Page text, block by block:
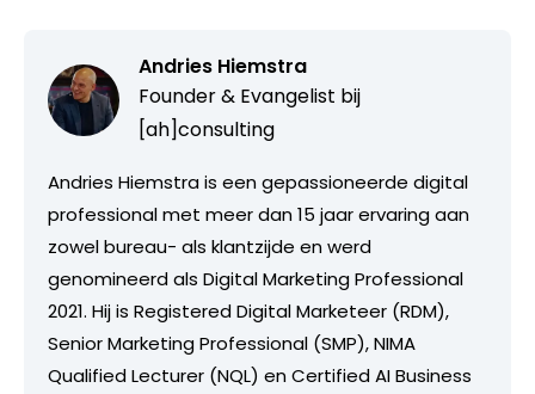
Andries Hiemstra
Founder & Evangelist bij
[ah]consulting
Andries Hiemstra is een gepassioneerde digital
professional met meer dan 15 jaar ervaring aan
zowel bureau- als klantzijde en werd
genomineerd als Digital Marketing Professional
2021. Hij is Registered Digital Marketeer (RDM),
Senior Marketing Professional (SMP), NIMA
Qualified Lecturer (NQL) en Certified AI Business